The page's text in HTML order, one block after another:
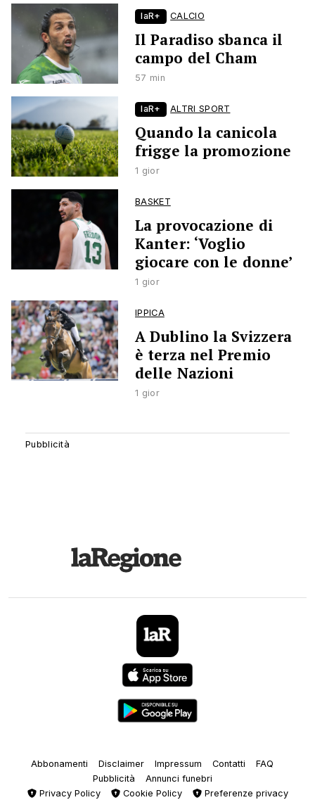
laR+ CALCIO
Il Paradiso sbanca il
campo del Cham
57 min
laR+ ALTRI SPORT
Quando la canicola
frigge la promozione
1 gior
BASKET
La provocazione di
Kanter: ‘Voglio
giocare con le donne’
1 gior
IPPICA
A Dublino la Svizzera
è terza nel Premio
delle Nazioni
1 gior
Abbonamenti Disclaimer Impressum Contatti
FAQ
Pubblicità
Annunci funebri
Privacy Policy
Cookie Policy Preferenze privacy